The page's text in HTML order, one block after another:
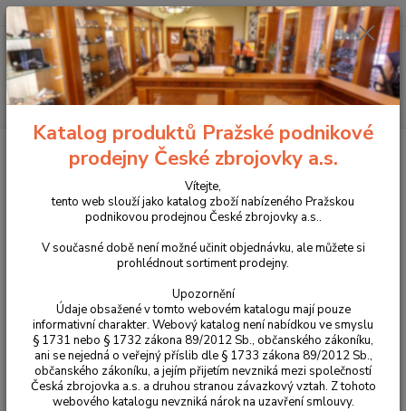
Menu
Hledat
+420 225 375 800
Příslušenství, doplňky a náhradní díly Pro dlouhé zbraně
a střelecké vaky
Střelecký vak Zubíček
Střelecký vak Zubíček
Katalog produktů Pražské podnikové
prodejny České zbrojovky a.s.
Vítejte,
tento web slouží jako katalog zboží nabízeného Pražskou
podnikovou prodejnou České zbrojovky a.s..
V současné době není možné učinit objednávku, ale můžete si
prohlédnout sortiment prodejny.
Upozornění
Údaje obsažené v tomto webovém katalogu mají pouze
informativní charakter. Webový katalog není nabídkou ve smyslu
§ 1731 nebo § 1732 zákona 89/2012 Sb., občanského zákoníku,
ani se nejedná o veřejný příslib dle § 1733 zákona 89/2012 Sb.,
občanského zákoníku, a jejím přijetím nevzniká mezi společností
Česká zbrojovka a.s. a druhou stranou závazkový vztah. Z tohoto
webového katalogu nevzniká nárok na uzavření smlouvy.